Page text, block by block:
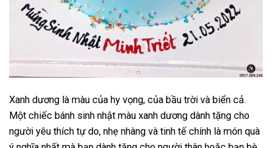
Xanh dương là màu của hy vọng, của bầu trời và biển cả.
Một chiếc bánh sinh nhật màu xanh dương dành tặng cho
người yêu thích tự do, nhẹ nhàng và tinh tế chính là món quà